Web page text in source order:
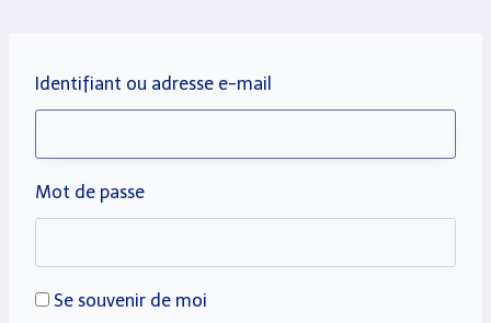
Identifiant ou adresse e-mail
Mot de passe
Se souvenir de moi